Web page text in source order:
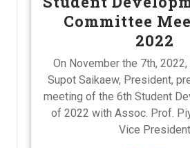
Committee
2022
On November the 7th,
Supot Saikaew, President,
meeting of the 6th Student
of 2022 with Assoc. Prof.
Vice President